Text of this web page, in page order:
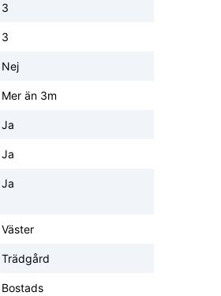
3
3
Nej
Mer än 3m
Ja
Ja
Ja
Väster
Trädgård
Bostads